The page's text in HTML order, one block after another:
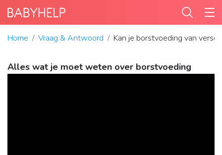
Home Vraag & Antwoord Kan je borstvoeding van
Alles wat je moet weten over borstvoeding